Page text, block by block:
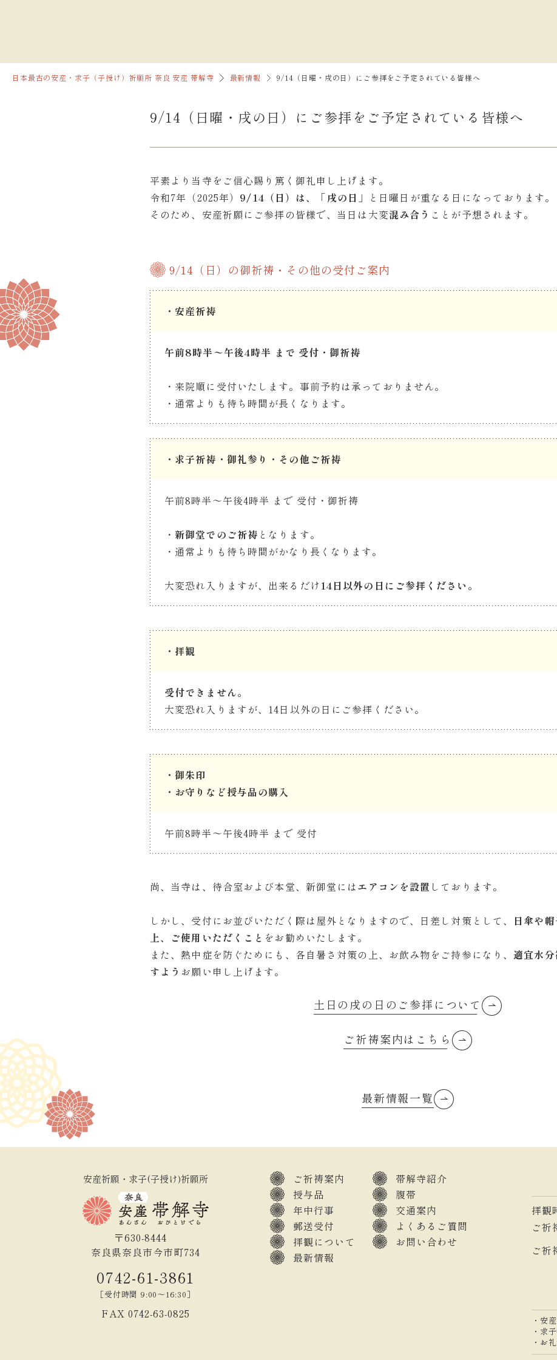
日本最古の安産・求子（子授け）祈願所 奈良 安産 帯解寺 最新情報 9/14（日曜・戌の日）にご参拝をご予定されている皆様へ
9/14（日曜・戌の日）にご参拝をご予定されている皆様へ
平素より当寺をご信心賜り篤く御礼申し上げます。
令和7年（2025年） 9/14（日）は、「戌の日 」
と日曜日が重なる日になっております。
そのため、安産祈願にご参拝の皆様で、当日は大変混み合う ことが予想されます。
9/14（日）の御祈祷・その他の受付ご案内
・ 安産祈祷
午前8時半〜午後4時半 まで 受付・御祈祷
・来院順に受付いたします。事前予約は承っておりません。
・通常よりも待ち時間が長くなります。
・ 求子祈祷 ・ 御礼参り ・その他ご祈祷
午前8時半〜午後4時半 まで 受付・御祈祷
・ 新御堂でのご祈祷 となります。
・通常よりも待ち時間がかなり長くなります。
大変恐れ入りますが、出来るだけ 14日以外の日にご参拝ください。
・拝観
受付できません。
大変恐れ入りますが、14日以外の日にご参拝ください。
・御朱印
・お守りなど授与品の購入
午前8時半〜午後4時半 まで 受付
尚、当寺は、待合室および本堂、新御堂にはエアコンを設置 しております。
しかし、受付にお並びいただく際は屋外となりますので、日差し対策として、
日傘や
上、ご使用いただくこと をお勧めいたします。
また、熱中症を防ぐためにも、各自暑さ対策の上、お飲み物をご持参になり、 適宜水
すよう お願い申し上げます。
土日の戌の日のご参拝について
ご祈祷案内はこちら
最新情報一覧
ご祈祷案内
帯解寺紹介
授与品
腹帯
年中行事
交通案内
郵送受付
よくあるご質問
拝観について
お問い合わせ
最新情報
拝観
ご祈
ご祈
・安
・求
・お
安産祈願・求子(子授け)祈願所
〒630-8444
奈良県奈良市今市町734
0742-61-3861
［受付時間 9:00～16:30］
FAX 0742-63-0825